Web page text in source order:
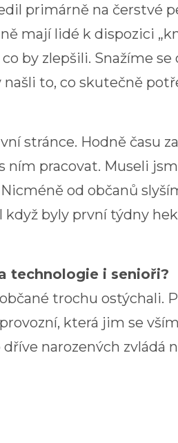
primárně na čerstvé
mají lidé k dispozici
by zlepšili. Snažíme
to, co skutečně
stránce. Hodně času
ním pracovat. Museli
od občanů
když byly první týdny
technologie i senioři?
trochu ostýchali.
která jim se
narozených zvládá